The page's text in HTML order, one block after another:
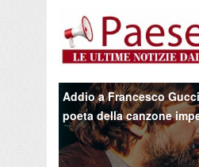
Addio a Francesco
poeta della canzone